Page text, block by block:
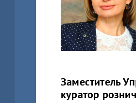
Заместитель
куратор